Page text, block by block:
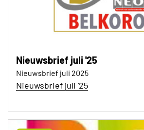
Nieuwsbrief juli '25
Nieuwsbrief juli 2025
Nieuwsbrief juli '25